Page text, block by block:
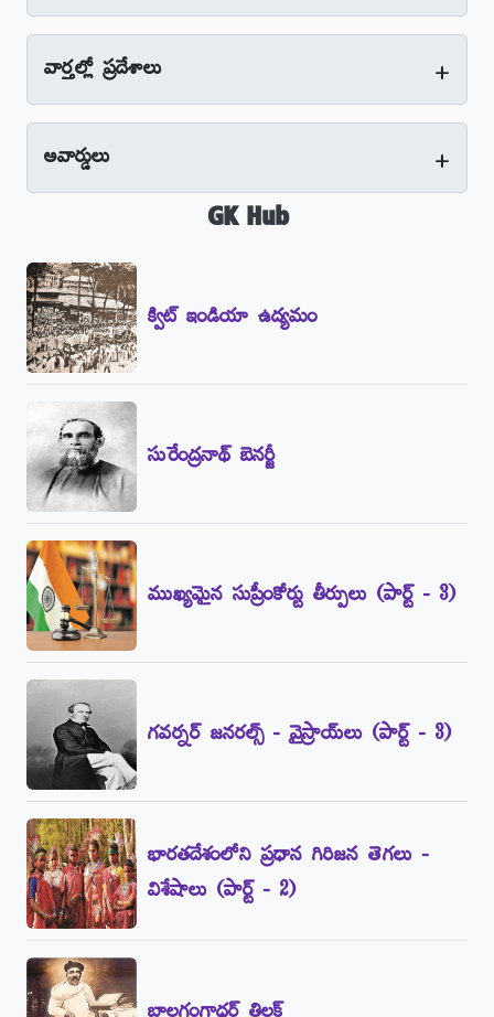
వార్తల్లో ప్రదేశాలు +
అవార్డులు +
GK Hub
క్విట్‌ ఇండియా ఉద్యమం
సురేంద్రనాథ్‌ బెనర్జీ
ముఖ్యమైన సుప్రీంకోర్టు తీర్పులు (పార్ట్‌ - 3)
గవర్నర్‌ జనరల్స్‌ - వైస్రాయ్‌లు (పార్ట్‌ - 3)
భారతదేశంలోని ప్రధాన గిరిజన తెగలు -
విశేషాలు (పార్ట్‌ - 2)